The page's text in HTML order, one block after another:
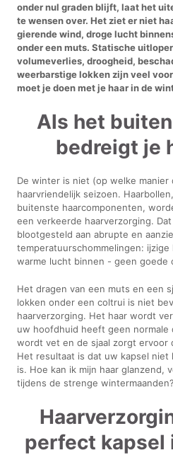
onder nul graden blijft, laat het
te wensen over. Het ziet er niet
gierende wind, droge lucht
onder een muts. Statische
volumeverlies, droogheid,
weerbarstige lokken zijn veel
moet je doen met je haar in de
Als het
bedreigt je
De winter is niet (op welke manier
haarvriendelijk seizoen.
buitenste haarcomponenten,
een verkeerde haarverzorging.
blootgesteld aan abrupte en
temperatuurschommelingen:
warme lucht binnen - geen goede
Het dragen van een muts en een
lokken onder een coltrui is niet
haarverzorging. Het haar wordt
uw hoofdhuid heeft geen normale
wordt vet en de sjaal zorgt ervoor
Het resultaat is dat uw kapsel
is. Hoe kan ik mijn haar glanzend,
tijdens de strenge wintermaanden?
perfect kapsel